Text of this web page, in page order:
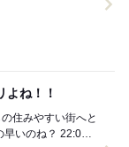
よね！！
住みやすい街へと